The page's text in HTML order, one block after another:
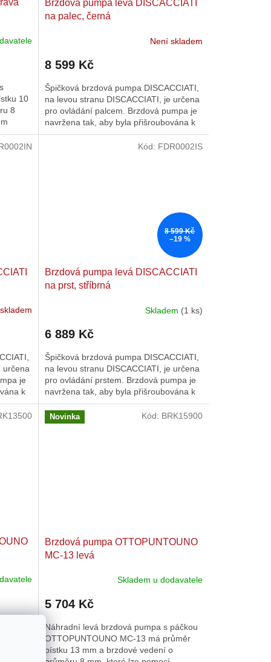
10
8
o...
Brzdová pumpa levá DISCACCIATI
na palec, černá
Není skladem
8 599 Kč
Špičková brzdová pumpa DISCACCIATI,
na levou stranu DISCACCIATI, je určena
pro ovládání palcem. Brzdová pumpa je
navržena tak, aby byla přišroubována k
řídítkům zespodu....
určena
je
k
8 599 Kč
–19 %
Brzdová pumpa levá DISCACCIATI
na prst, stříbrná
Skladem (1 ks)
6 889 Kč
Špičková brzdová pumpa DISCACCIATI,
na levou stranu DISCACCIATI, je určena
pro ovládání prstem. Brzdová pumpa je
navržena tak, aby byla přišroubována k
řídítkům zespodu. Průměr...
Kód: FDR0002IS
má
Novinka
Brzdová pumpa OTTOPUNTOUNO
MC-13 levá
Skladem u dodavatele
5 704 Kč
Náhradní levá brzdová pumpa s páčkou
OTTOPUNTOUNO MC-13 má průměr
pístku 13 mm a brzdové vedení o
Kód: BRK15900